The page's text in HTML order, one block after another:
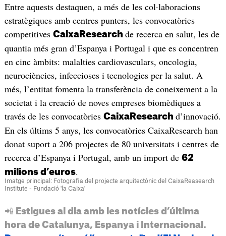
Entre aquests destaquen, a més de les col·laboracions
estratègiques amb centres punters, les convocatòries
competitives CaixaResearch de recerca en salut, les de
quantia més gran d’Espanya i Portugal i que es concentren
en cinc àmbits: malalties cardiovasculars, oncologia,
neurociències, infeccioses i tecnologies per la salut. A
més, l’entitat fomenta la transferència de coneixement a la
societat i la creació de noves empreses biomèdiques a
través de les convocatòries CaixaResearch d’innovació.
En els últims 5 anys, les convocatòries CaixaResearch han
donat suport a 206 projectes de 80 universitats i centres de
recerca d’Espanya i Portugal, amb un import de 62
milions d’euros.
Imatge principal: Fotografia del projecte arquitectònic del CaixaReasearch
Institute - Fundació 'la Caixa'
📲 Estigues al dia amb les notícies d’última
hora de Catalunya, Espanya i Internacional.